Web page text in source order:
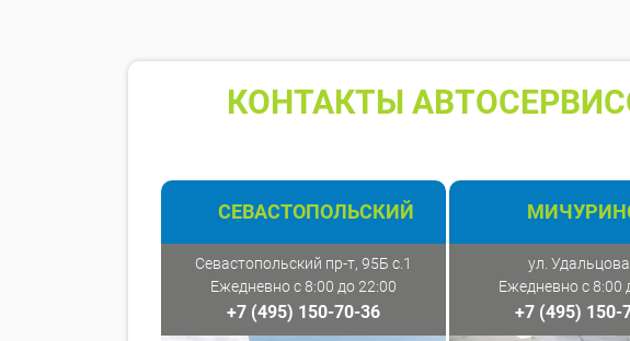
КОНТАКТЫ
СЕВАСТОПОЛЬСКИЙ
Севастопольский пр-т, 95Б с.1
Ежедневно с 8:00 до 22:00
+7 (495) 150-70-36
ул.
Ежедневно с 8:00
+7 (495) 150-